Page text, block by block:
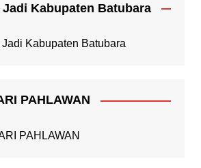
Kabupaten Batubara
PAHLAWAN